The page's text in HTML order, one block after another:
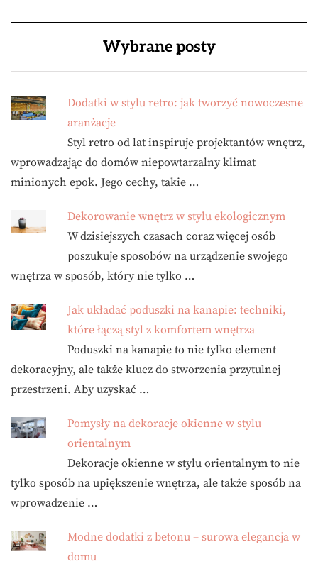
Wybrane posty
Dodatki w stylu retro: jak tworzyć nowoczesne
aranżacje
Styl retro od lat inspiruje projektantów wnętrz,
wprowadzając do domów niepowtarzalny klimat
minionych epok. Jego cechy, takie …
Dekorowanie wnętrz w stylu ekologicznym
W dzisiejszych czasach coraz więcej osób
poszukuje sposobów na urządzenie swojego
wnętrza w sposób, który nie tylko …
Jak układać poduszki na kanapie: techniki,
które łączą styl z komfortem wnętrza
Poduszki na kanapie to nie tylko element
dekoracyjny, ale także klucz do stworzenia przytulnej
przestrzeni. Aby uzyskać …
Pomysły na dekoracje okienne w stylu
orientalnym
Dekoracje okienne w stylu orientalnym to nie
tylko sposób na upiększenie wnętrza, ale także sposób na
wprowadzenie …
Modne dodatki z betonu – surowa elegancja w
domu